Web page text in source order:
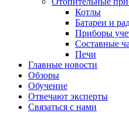
Котлы
Батареи и
Приборы
Составные
Печи
Главные новости
Обзоры
Обучение
Отвечают эксперты
Связаться с нами